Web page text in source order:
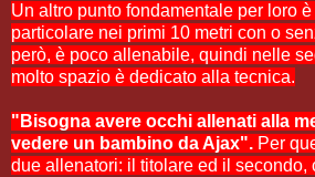
Un altro punto fondamentale per loro è
particolare nei primi 10 metri con o
però, è poco allenabile, quindi nelle
molto spazio è dedicato alla tecnica.
"Bisogna avere occhi allenati alla
vedere un bambino da Ajax". Per
due allenatori: il titolare ed il secondo,